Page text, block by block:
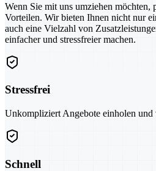
Wenn Sie mit uns umziehen möchten,
Vorteilen. Wir bieten Ihnen nicht nur
auch eine Vielzahl von
einfacher und stressfreier machen.
Stressfrei
Unkompliziert Angebote einholen und
Schnell